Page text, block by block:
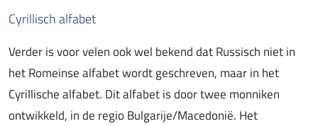
Cyrillisch alfabet
Verder is voor velen ook wel bekend dat Russisch niet in
het Romeinse alfabet wordt geschreven, maar in het
Cyrillische alfabet. Dit alfabet is door twee monniken
ontwikkeld, in de regio Bulgarije/Macedonië. Het